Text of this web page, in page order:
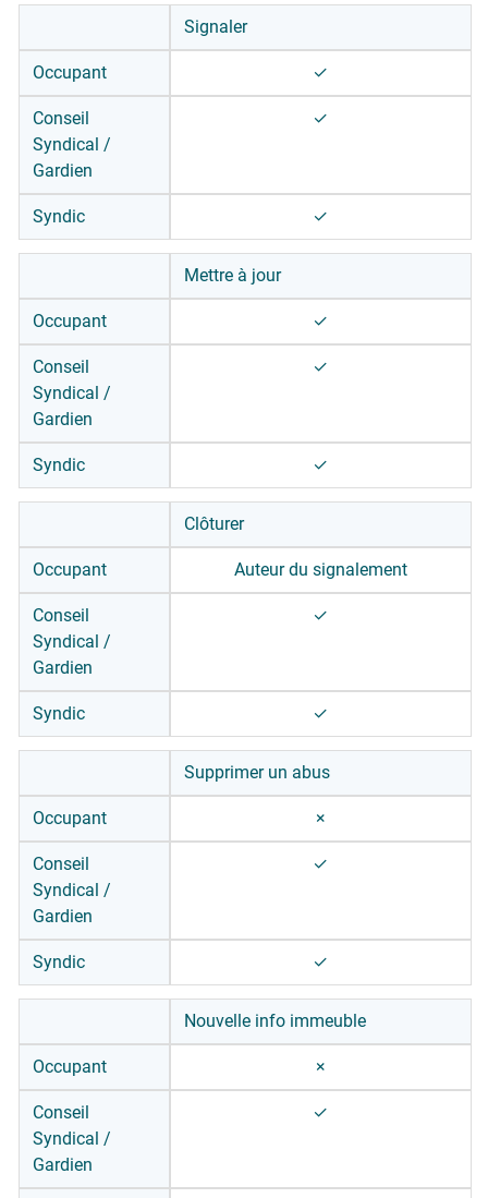
Signaler
Mettre à jour
Clôturer
Nouvelle info immeuble
Nouvel Ordre de Service × ×
Gérer ses alertes email
Imprimer l’affiche (code immeuble)× ✓
Signaler
Occupant ✓
Conseil
Syndical /
Gardien
✓
Syndic ✓
Mettre à jour
Occupant ✓
Conseil
Syndical /
Gardien
✓
Syndic ✓
Clôturer
Occupant Auteur du signalement
Conseil
Syndical /
Gardien
✓
Syndic ✓
Supprimer un abus
Occupant ×
Conseil
Syndical /
Gardien
✓
Syndic ✓
Nouvelle info immeuble
Occupant ×
Conseil
Syndical /
Gardien
✓